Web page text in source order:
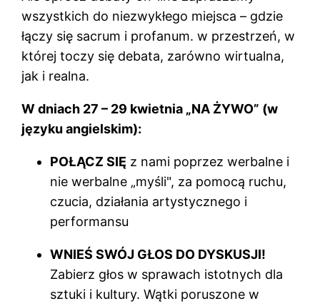
wszystkich do niezwykłego miejsca – gdzie
łączy się sacrum i profanum. w przestrzeń, w
której toczy się debata, zarówno wirtualna,
jak i realna.
W dniach 27 – 29 kwietnia „NA ŻYWO” (w
języku angielskim):
POŁĄCZ SIĘ z nami poprzez werbalne i
nie werbalne „myśli", za pomocą ruchu,
czucia, działania artystycznego i
performansu
WNIEŚ SWÓJ GŁOS DO DYSKUSJI!
Zabierz głos w sprawach istotnych dla
sztuki i kultury. Wątki poruszone w